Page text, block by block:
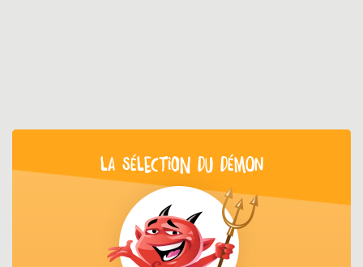
LA SÉLECTION DU DÉMON